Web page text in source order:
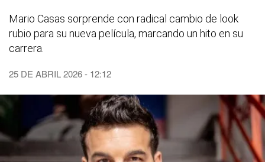
Mario Casas sorprende con radical cambio de look
rubio para su nueva película, marcando un hito en su
carrera.
25 DE ABRIL 2026 - 12:12